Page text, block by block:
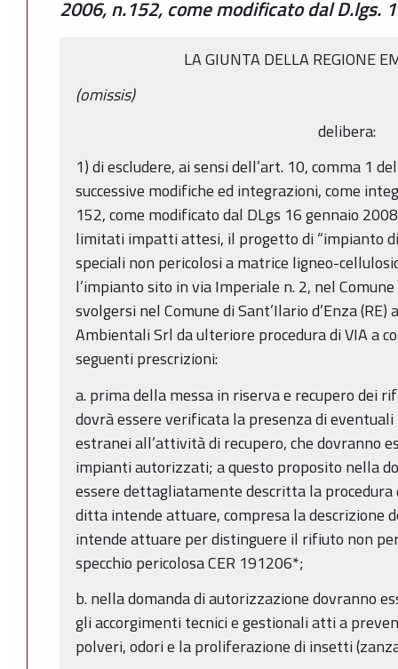
2006, n.152, come modificato dal D.lgs.
LA GIUNTA DELLA REGIONE
(omissis)
delibera:
1) di escludere, ai sensi dell’art. 10, comma 1
successive modifiche ed integrazioni, come
152, come modificato dal DLgs 16 gennaio
limitati impatti attesi, il progetto di “impianto
speciali non pericolosi a matrice ligneo-
l’impianto sito in via Imperiale n. 2, nel Comune
svolgersi nel Comune di Sant’Ilario d’Enza
Ambientali Srl da ulteriore procedura di VIA a
seguenti prescrizioni:
a. prima della messa in riserva e recupero dei
dovrà essere verificata la presenza di
estranei all’attività di recupero, che dovranno
impianti autorizzati; a questo proposito nella
essere dettagliatamente descritta la
ditta intende attuare, compresa la descrizione
intende attuare per distinguere il rifiuto non
specchio pericolosa CER 191206*;
b. nella domanda di autorizzazione dovranno
gli accorgimenti tecnici e gestionali atti a
polveri, odori e la proliferazione di insetti